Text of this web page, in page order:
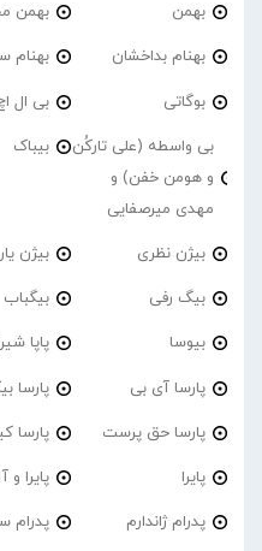
بهمن بهمن
بهنام بداخشان بهنام
بوگاتی بی ال
بی واسطه (علی تارکُن
و هومن خفن) و
مهدی میرصفایی
بیباک
بیژن نظری بیژن یار
بیگ رفی بیگباب
بیوسا پاپا
پارسا آی بی پارسا
پارسا حق پرست پارسا
پایرا پایرا و
پدرام ژاندارم پدرام‌